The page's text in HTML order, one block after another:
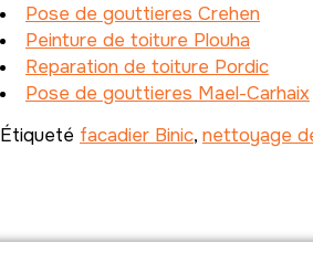
Pose de gouttieres Crehen
Peinture de toiture Plouha
Reparation de toiture Pordic
Pose de gouttieres Mael-Carhaix
Étiqueté facadier Binic, nettoyage